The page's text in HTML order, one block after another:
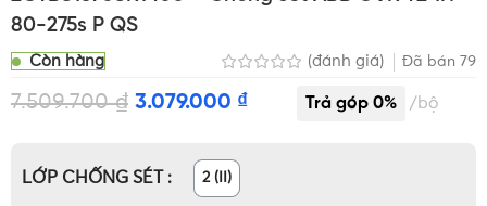
80-275s P QS
Còn hàng (đánh giá) Đã bán 79
7.509.700₫ 3.079.000 ₫ bộ
LỚP CHỐNG SÉT 2 (II)